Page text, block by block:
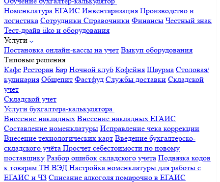
Номенклатура ЕГАИС Инвентаризация Производство и
логистика Сотрудники Справочники Финансы Честный знак
Тест-драйв iiko и оборудования
Услуги
Постановка онлайн-кассы на учет Выкуп оборудования
Типовые решения
Кафе Ресторан Бар Ночной клуб Кофейня Шаурма Столовая/
кулинария Общепит Фастфуд Службы доставки Складской
учет
Складской учет
Услуги бухгалтера-калькулятора
Внесение накладных Внесение накладных ЕГАИС
Составление номенклатуры Исправление чека коррекции
Внесение технологических карт Введение бухгалтерско-
складского учёта Просчет себестоимости по новому
поставщику Разбор ошибок складского учета Подвязка кодов
к товарам ТН ВЭД Настройка номенклатуры для работы с
ЕГАИС и ЧЗ Списание алкоголя помарочно в ЕГАИС